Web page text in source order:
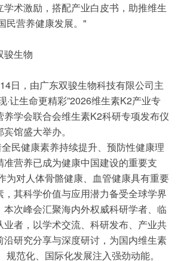
学术激励，搭配产业白皮书，助推维生
民营养健康发展。"
骏生物
日，由广东双骏生物科技有限公司主
·让生命更精彩”2026维生素K2产业专
养学会联合会维生素K2科研专项发布仪
馆盛大举办。
民健康素养持续提升、预防性健康理
准营养已成为健康中国建设的重要支
为对人体骨骼健康、血管健康具有重要
，其科学价值与应用潜力备受全球学界
本次峰会汇聚海内外权威科研学者、临
业者，以学术交流、科研发布、产业共
沿研究分享与深度研讨，为国内维生素
规范化、国际化发展注入强劲动能。